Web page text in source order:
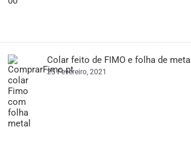
Colar feito de FIMO e folha de metal
25 Fevereiro, 2021